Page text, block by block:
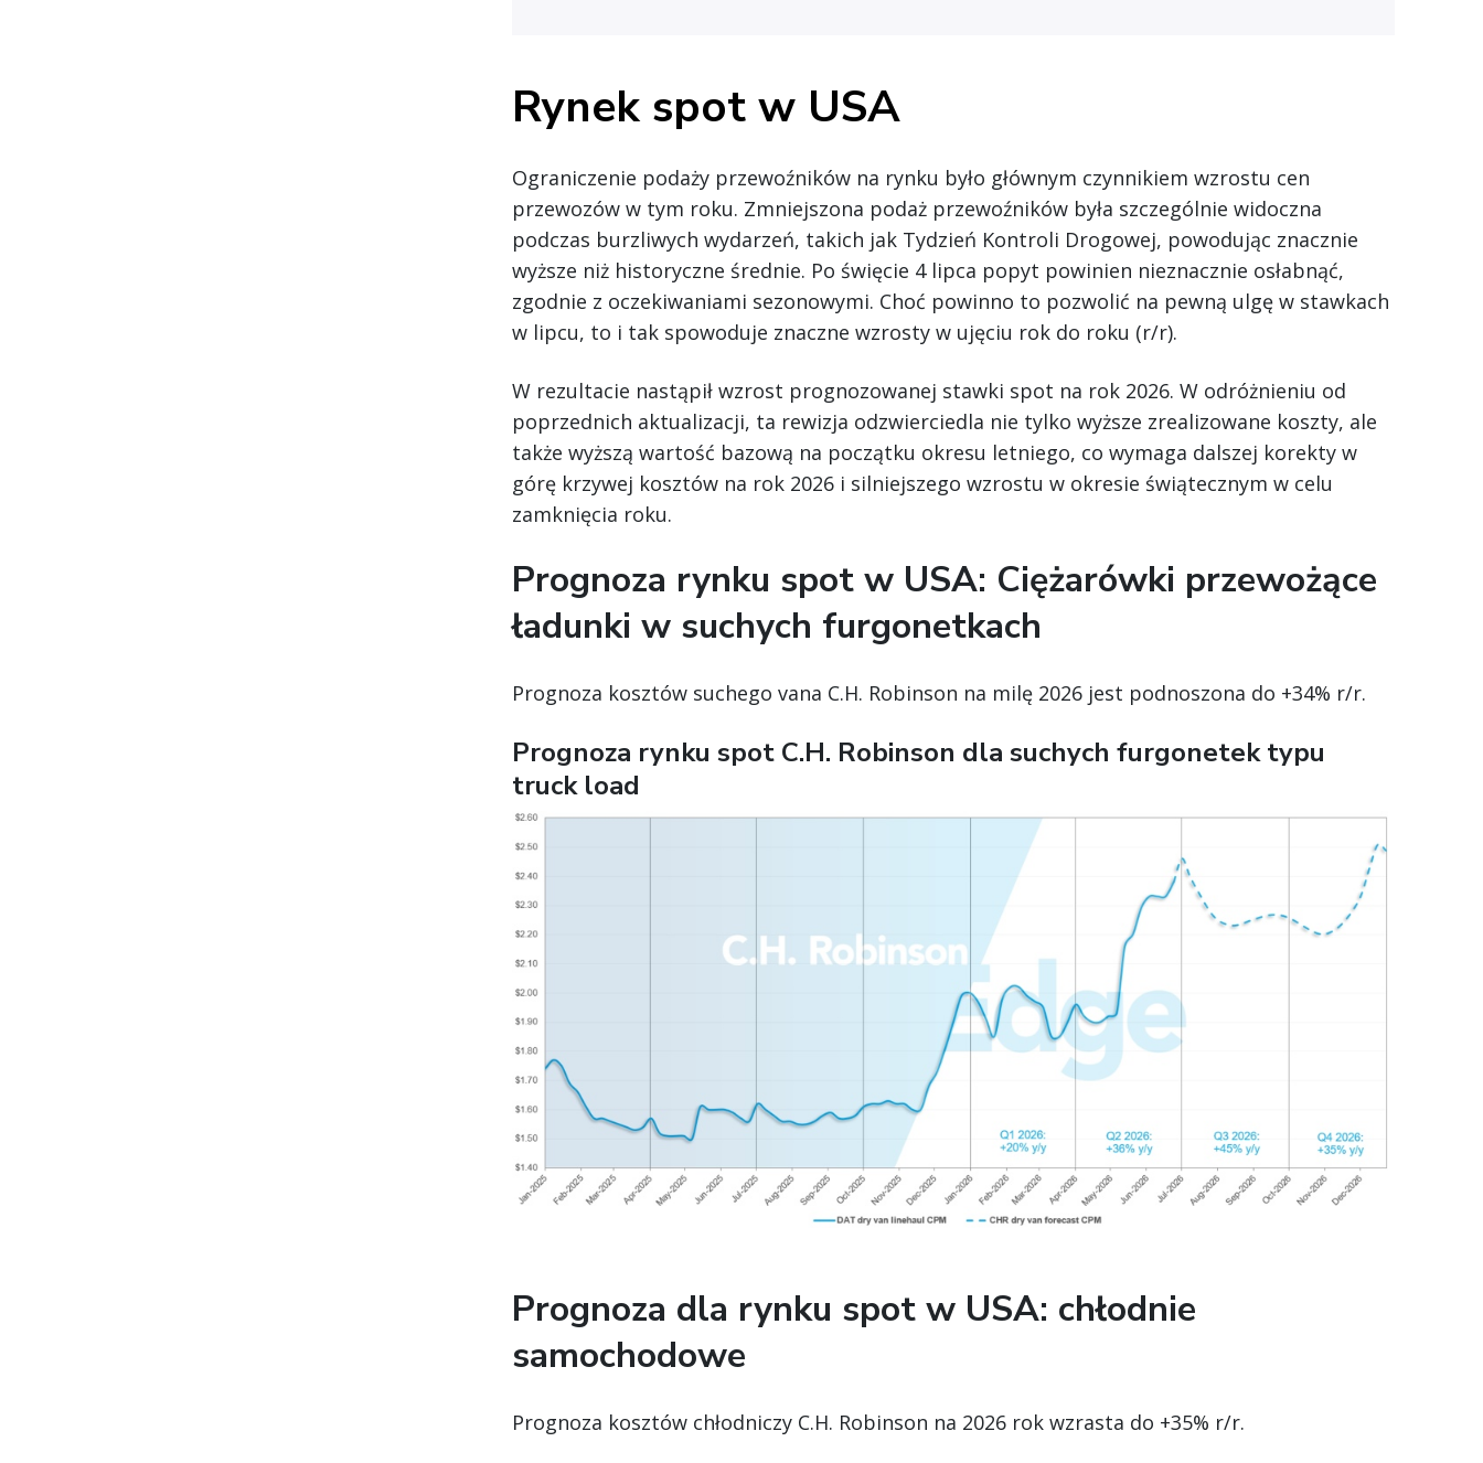
Rynek spot w USA
Ograniczenie podaży przewoźników na rynku było głównym czynnikiem wzrostu cen
przewozów w tym roku. Zmniejszona podaż przewoźników była szczególnie widoczna
podczas burzliwych wydarzeń, takich jak Tydzień Kontroli Drogowej, powodując znacznie
wyższe niż historyczne średnie. Po święcie 4 lipca popyt powinien nieznacznie osłabnąć,
zgodnie z oczekiwaniami sezonowymi. Choć powinno to pozwolić na pewną ulgę w stawkach
w lipcu, to i tak spowoduje znaczne wzrosty w ujęciu rok do roku (r/r).
W rezultacie nastąpił wzrost prognozowanej stawki spot na rok 2026. W odróżnieniu od
poprzednich aktualizacji, ta rewizja odzwierciedla nie tylko wyższe zrealizowane koszty, ale
także wyższą wartość bazową na początku okresu letniego, co wymaga dalszej korekty w
górę krzywej kosztów na rok 2026 i silniejszego wzrostu w okresie świątecznym w celu
zamknięcia roku.
Prognoza rynku spot w USA: Ciężarówki przewożące
ładunki w suchych furgonetkach
Prognoza kosztów suchego vana C.H. Robinson na milę 2026 jest podnoszona do +34% r/r.
Prognoza rynku spot C.H. Robinson dla suchych furgonetek typu
truck load
Prognoza dla rynku spot w USA: chłodnie
samochodowe
Prognoza kosztów chłodniczy C.H. Robinson na 2026 rok wzrasta do +35% r/r.